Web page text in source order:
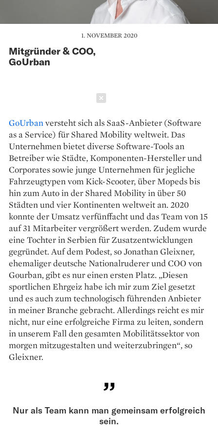
1. NOVEMBER 2020
Mitgründer & COO,
GoUrban
GoUrbanversteht sich als SaaS-Anbieter (Software
as a Service) für Shared Mobility weltweit. Das
Unternehmen bietet diverse Software-Tools an
Betreiber wie Städte, Komponenten-Hersteller und
Corporates sowie junge Unternehmen für jegliche
Fahrzeugtypen vom Kick-Scooter, über Mopeds bis
hin zum Auto in der Shared Mobility in über 50
Städten und vier Kontinenten weltweit an. 2020
konnte der Umsatz verfünffacht und das Team von 15
auf 31 Mitarbeiter vergrößert werden. Zudem wurde
eine Tochter in Serbien für Zusatzentwicklungen
gegründet. Auf dem Podest, so Jonathan Gleixner,
ehemaliger deutsche Nationalruderer und COO von
Gourban, gibt es nur einen ersten Platz. „Diesen
sportlichen Ehrgeiz habe ich mir zum Ziel gesetzt
und es auch zum technologisch führenden Anbieter
in meiner Branche gebracht. Allerdings reicht es mir
nicht, nur eine erfolgreiche Firma zu leiten, sondern
in unserem Fall den gesamten Mobilitätssektor von
morgen mitzugestalten und weiterzubringen“, so
Gleixner.
Nur als Team kann man gemeinsam erfolgreich
sein.